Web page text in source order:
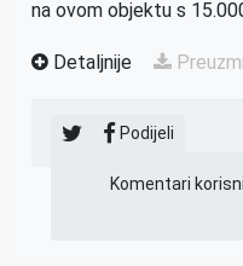
na ovom objektu s
Detaljnije
Podijeli